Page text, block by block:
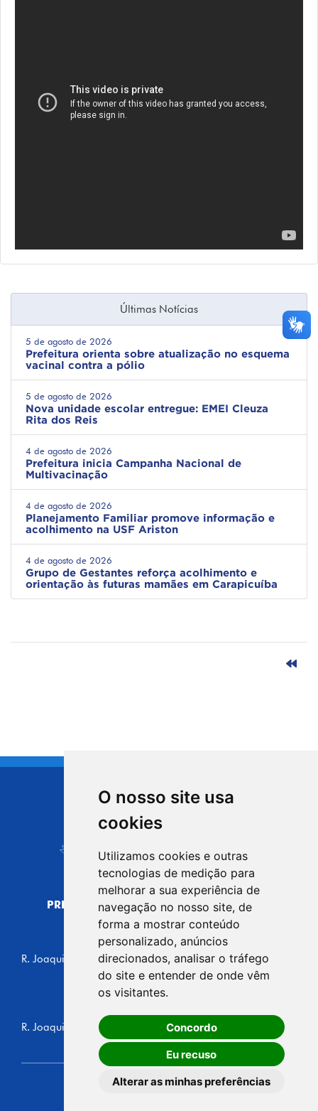
O nosso site usa
cookies
Utilizamos cookies e outras
tecnologias de medição para
melhorar a sua experiência de
navegação no nosso site, de
forma a mostrar conteúdo
personalizado, anúncios
direcionados, analisar o tráfego
do site e entender de onde vêm
os visitantes.
Concordo
Eu recuso
Alterar as minhas preferências
Últimas Notícias
5 de agosto de 2026
Prefeitura orienta sobre atualização no esquema
vacinal contra a pólio
5 de agosto de 2026
Nova unidade escolar entregue: EMEI Cleuza
Rita dos Reis
4 de agosto de 2026
Prefeitura inicia Campanha Nacional de
Multivacinação
4 de agosto de 2026
Planejamento Familiar promove informação e
acolhimento na USF Ariston
4 de agosto de 2026
Grupo de Gestantes reforça acolhimento e
orientação às futuras mamães em Carapicuíba
CIDADE DE
Carapicuíba
PREFEITURA MUNICIPAL DE CARAPICUÍBA
CNPJ: 44.892.693/0001-40
CENTRO ADMINISTRATIVO
R. Joaquim das Neves, 211 - Vila Caldas, Carapicuíba/SP
CEP: 06310-030, Brasil
Telefone: 4164-5500
GABINETE DO PREFEITO
R. Joaquim das Neves, 205 - Vila Caldas, Carapicuíba/SP
CEP: 06310-030, Brasil